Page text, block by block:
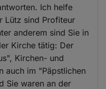
Ich helfe
Lütz sind Profiteur
anderem sind Sie in
Kirche tätig: Der
Kirchen- und
auch im "Päpstlichen
Sie waren an der